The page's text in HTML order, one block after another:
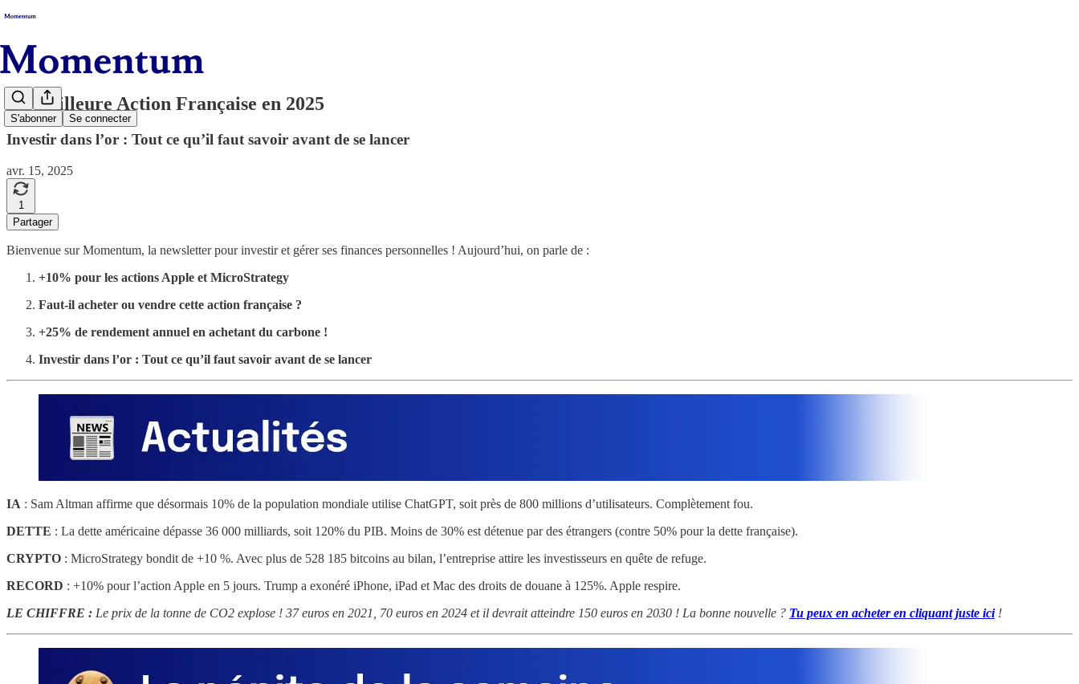
S'abonner Se connecter
La meilleure Action Française en 2025
Investir dans l’or : Tout ce qu’il faut savoir avant de se lancer
avr. 15, 2025
1
Partager
Bienvenue sur Momentum, la newsletter pour investir et gérer ses finances personnelles ! Aujourd’hui, on parle de :
+10% pour les actions Apple et MicroStrategy
Faut-il acheter ou vendre cette action française ?
+25% de rendement annuel en achetant du carbone !
Investir dans l’or : Tout ce qu’il faut savoir avant de se lancer
IA : Sam Altman affirme que désormais 10% de la population mondiale utilise ChatGPT, soit près de 800 millions d’utilisateurs. Complètement fou.
DETTE : La dette américaine dépasse 36 000 milliards, soit 120% du PIB. Moins de 30% est détenue par des étrangers (contre 50% pour la dette française).
CRYPTO : MicroStrategy bondit de +10 %. Avec plus de 528 185 bitcoins au bilan, l’entreprise attire les investisseurs en quête de refuge.
RECORD : +10% pour l’action Apple en 5 jours. Trump a exonéré iPhone, iPad et Mac des droits de douane à 125%. Apple respire.
LE CHIFFRE : Le prix de la tonne de CO2 explose ! 37 euros en 2021, 70 euros en 2024 et il devrait atteindre 150 euros en 2030 ! La bonne nouvelle ? Tu peux en acheter en cliquant juste ici!